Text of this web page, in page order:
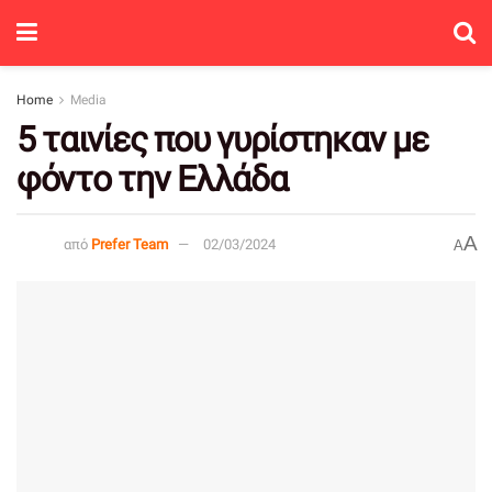
Home Media
5 ταινίες που γυρίστηκαν με
φόντο την Ελλάδα
από Prefer Team 02/03/2024 AA